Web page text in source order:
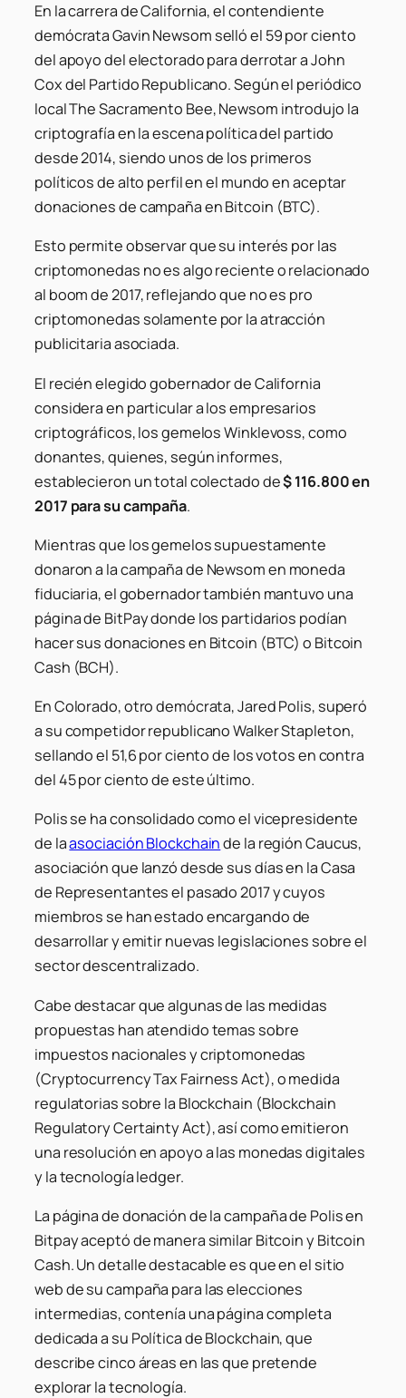
En la carrera de California, el contendiente
demócrata Gavin Newsom selló el 59 por ciento
del apoyo del electorado para derrotar a John
Cox del Partido Republicano. Según el periódico
localThe Sacramento Bee, Newsom introdujo la
criptografía en la escena política del partido
desde 2014, siendo unos de los primeros
políticos de alto perfil en el mundo en aceptar
donaciones de campaña en Bitcoin (BTC).
Esto permite observar que su interés por las
criptomonedas no es algo reciente o relacionado
al boom de 2017, reflejando que no es pro
criptomonedas solamente por la atracción
publicitaria asociada.
El recién elegido gobernador de California
considera en particular a los empresarios
criptográficos, los gemelos Winklevoss, como
donantes, quienes, según informes,
establecieron un total colectado de$ 116.800 en
2017 para su campaña.
Mientras que los gemelos supuestamente
donaron a la campaña de Newsom en moneda
fiduciaria, el gobernador también mantuvo una
página de BitPay donde los partidarios podían
hacer sus donaciones en Bitcoin (BTC) o Bitcoin
Cash (BCH).
En Colorado, otro demócrata, Jared Polis, superó
a su competidor republicano Walker Stapleton,
sellando el 51,6 por ciento de los votos en contra
del 45 por ciento de este último.
Polis se ha consolidado como el vicepresidente
de laasociación Blockchainde la región Caucus,
asociación que lanzó desde sus días en la Casa
de Representantes el pasado 2017 y cuyos
miembros se han estado encargando de
desarrollar y emitir nuevas legislaciones sobre el
sector descentralizado.
Cabe destacar que algunas de las medidas
propuestas han atendido temas sobre
impuestos nacionales y criptomonedas
(Cryptocurrency Tax Fairness Act), o medida
regulatorias sobre la Blockchain (Blockchain
Regulatory Certainty Act), así como emitieron
una resolución en apoyo a las monedas digitales
y la tecnología ledger.
La página de donación de la campaña de Polis en
Bitpay aceptó de manera similar Bitcoin y Bitcoin
Cash. Un detalle destacable es que en el sitio
web de su campaña para las elecciones
intermedias, contenía una página completa
dedicada a su Política de Blockchain, que
describe cinco áreas en las que pretende
explorar la tecnología.